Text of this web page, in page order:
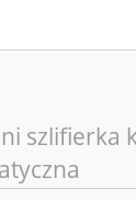
szlifierka